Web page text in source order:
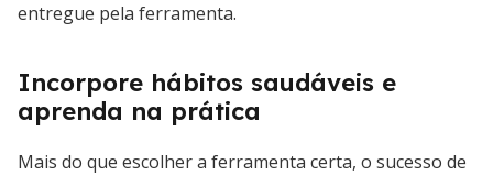
entregue pela ferramenta.
Incorpore hábitos saudáveis e
aprenda na prática
Mais do que escolher a ferramenta certa, o sucesso de